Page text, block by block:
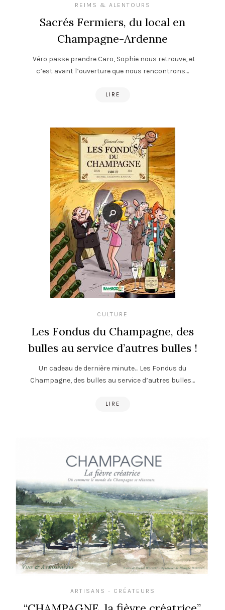
REIMS & ALENTOURS
Sacrés Fermiers, du local en
Champagne-Ardenne
Véro passe prendre Caro, Sophie nous retrouve, et
c’est avant l’ouverture que nous rencontrons…
LIRE
CULTURE
Les Fondus du Champagne, des
bulles au service d’autres bulles !
Un cadeau de dernière minute… Les Fondus du
Champagne, des bulles au service d’autres bulles…
LIRE
ARTISANS - CRÉATEURS